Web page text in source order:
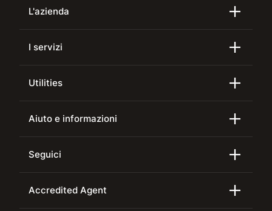
L'azienda
I servizi
Utilities
Aiuto e informazioni
Seguici
Accredited Agent